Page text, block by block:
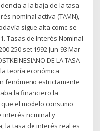
a la baja de la tasa
nominal activa (TAMN),
sigue alta como se
Tasas de Interés Nominal
250 set 1992 Jun-93 Mar-
DE LA TASA
la teoría económica
fenómeno estrictamente
la financiero la
el modelo consumo
interés nominal y
la tasa de interés real es